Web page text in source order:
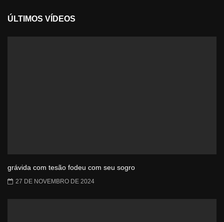
ÚLTIMOS VÍDEOS
grávida com tesão fodeu com seu sogro
27 DE NOVEMBRO DE 2024